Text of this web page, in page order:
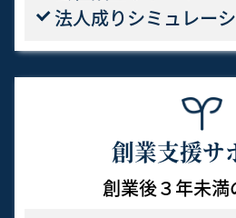
法人成りシミュレー
創業支援サ
創業後３年未